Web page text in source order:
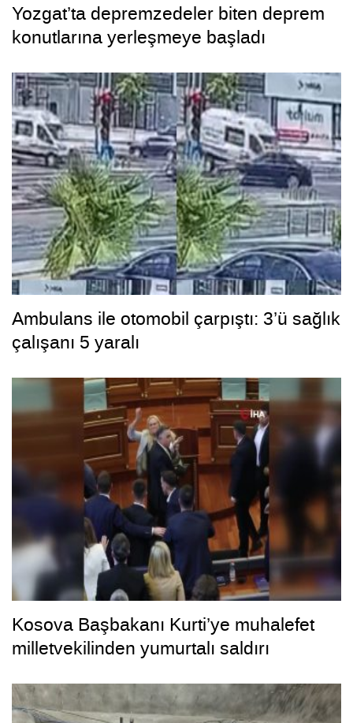
Yozgat’ta depremzedeler biten deprem
konutlarına yerleşmeye başladı
Ambulans ile otomobil çarpıştı: 3’ü sağlık
çalışanı 5 yaralı
Kosova Başbakanı Kurti’ye muhalefet
milletvekilinden yumurtalı saldırı